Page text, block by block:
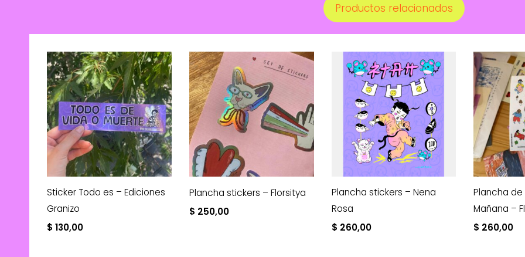
Productos relacionados
Sticker Todo es – Ediciones
Granizo
$ 130,00
Plancha stickers – Florsitya
$ 250,00
Plancha stickers – Nena
Rosa
$ 260,00
Plancha
Mañana –
$ 260,00